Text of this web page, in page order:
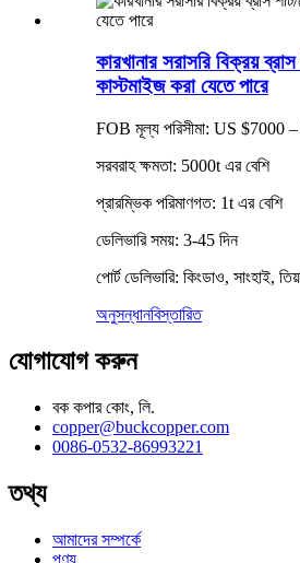
কারখানার সরাসরি বিক্রয়
কাস্টমাইজ করা যেতে পারে
FOB মূল্য পরিসীমা: US $7000
সরবরাহ ক্ষমতা: 5000t এর বেশি
প্রারম্ভিক পরিমাণগত: 1t এর বেশি
ডেলিভারি সময়: 3-45 দিন
পোর্ট ডেলিভারি: কিংডাও, সাংহাই,
অনুসন্ধানবিস্তারিত
যোগাযোগ করুন
বক কপার কোং, লি.
copper@buckcopper.com
0086-0532-86993221
তথ্য
আমাদের সম্পর্কে
পণ্য